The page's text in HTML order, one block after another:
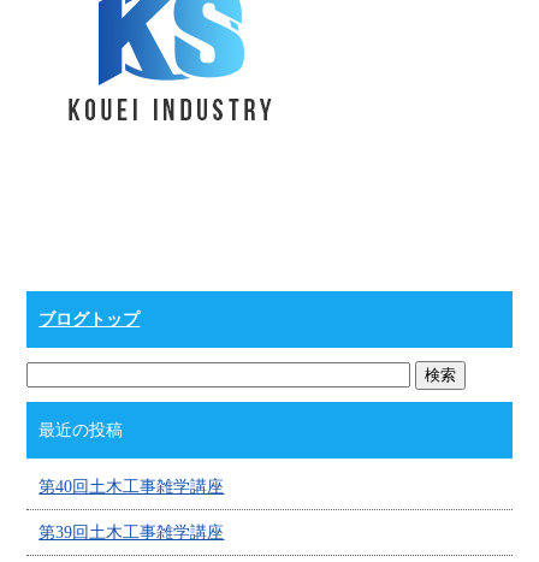
ブログトップ
最近の投稿
第40回土木工事雑学講座
第39回土木工事雑学講座